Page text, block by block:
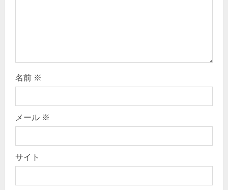
名前 ※
メール ※
サイト